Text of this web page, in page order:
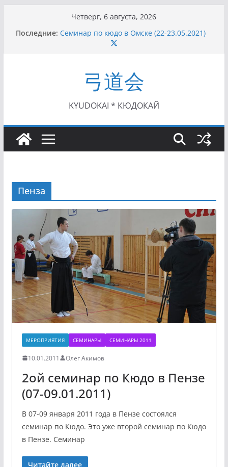
содержимому
Четверг, 6 августа, 2026
Последние:
I этап Кубка Московской области по Кюдо /
Сейдокан II (27.06.2021)
Семинар по кюдо в Омске (22-23.05.2021)
/Сейдокан III (01.08.2021)
II Кубок Посла Японии в России по Кюдо,
Орёл (25.07.2021)
弓道会
KYUDOKAI * КЮДОКАЙ
Пенза
МЕРОПРИЯТИЯ СЕМИНАРЫ СЕМИНАРЫ 2011
10.01.2011 Олег Акимов
2ой семинар по Кюдо в Пензе
(07-09.01.2011)
В 07-09 января 2011 года в Пензе состоялся
семинар по Кюдо. Это уже второй семинар по Кюдо
в Пензе. Семинар
Читайте далее